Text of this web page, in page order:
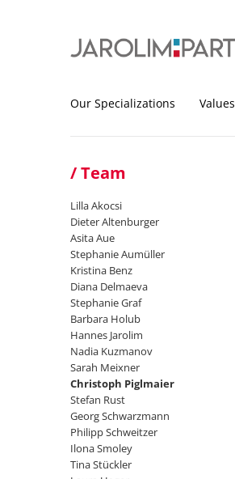
Our Specializations Values
Team
Lilla Akocsi
Dieter Altenburger
Asita Aue
Stephanie Aumüller
Kristina Benz
Diana Delmaeva
Stephanie Graf
Barbara Holub
Hannes Jarolim
Nadia Kuzmanov
Sarah Meixner
Christoph Piglmaier
Stefan Rust
Georg Schwarzmann
Philipp Schweitzer
Ilona Smoley
Tina Stückler